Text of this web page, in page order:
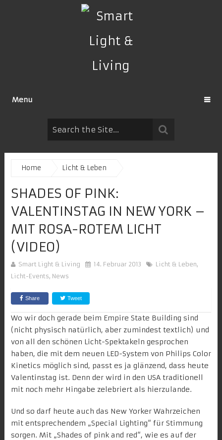
Menu
Home Licht & Leben
SHADES OF PINK:
VALENTINSTAG IN NEW YORK –
MIT ROSA-ROTEM LICHT
(VIDEO)
Smart Light & Living 14. Februar 2013 Licht & Leben,
Licht-Events, News
Share Tweet
Wo wir doch gerade beim Empire State Building sind
(nicht physisch natürlich, aber zumindest textlich) und
von all den schönen Licht-Spektakeln gesprochen
haben, die mit dem neuen LED-System von Philips Color
Kinetics möglich sind, passt es ja glänzend, dass heute
Valentinstag ist. Denn der wird in den USA traditionell
mit noch mehr Hingabe zelebriert als hierzulande.
Und so darf heute auch das New Yorker Wahrzeichen
mit entsprechendem „Special Lighting“ für Stimmung
sorgen. Mit „Shades of pink and red“, wie es auf der